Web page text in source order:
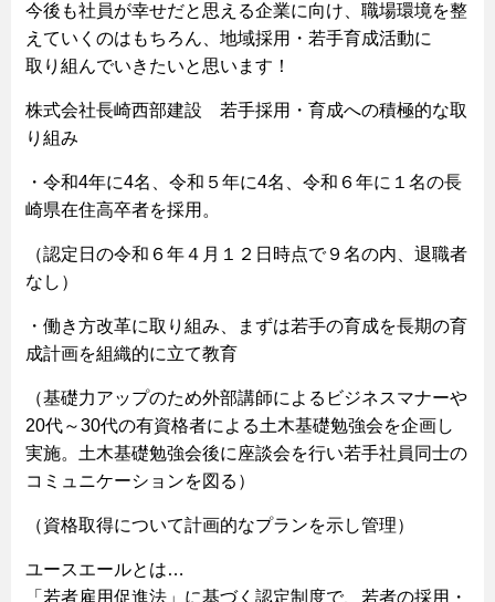
今後も社員が幸せだと思える企業に向け、職場環境を整
えていくのはもちろん、地域採用・若手育成活動に
取り組んでいきたいと思います！
株式会社長崎西部建設 若手採用・育成への積極的な取
り組み
・令和4年に4名、令和５年に4名、令和６年に１名の長
崎県在住高卒者を採用。
（認定日の令和６年４月１２日時点で９名の内、退職者
なし）
・働き方改革に取り組み、まずは若手の育成を長期の育
成計画を組織的に立て教育
（基礎力アップのため外部講師によるビジネスマナーや
20代～30代の有資格者による土木基礎勉強会を企画し
実施。土木基礎勉強会後に座談会を行い若手社員同士の
コミュニケーションを図る）
（資格取得について計画的なプランを示し管理）
ユースエールとは…
「若者雇用促進法」に基づく認定制度で、若者の採用・